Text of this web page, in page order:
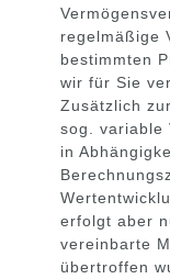
regelmäßige
bestimmten
wir für Sie
Zusätzlich
sog. variable
in
erfolgt aber
vereinbarte
übertroffen